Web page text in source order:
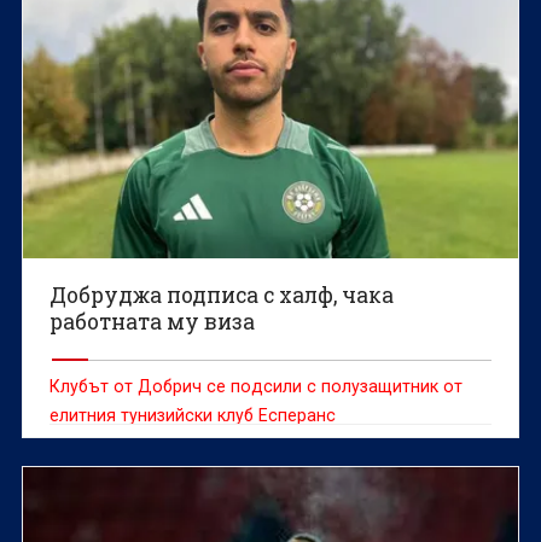
Добруджа подписа с халф, чака
работната му виза
Клубът от Добрич се подсили с полузащитник от
елитния тунизийски клуб Есперанс